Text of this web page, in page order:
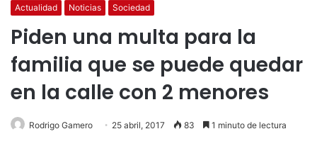
Actualidad Noticias Sociedad
Piden una multa para la
familia que se puede quedar
en la calle con 2 menores
Rodrigo Gamero 25 abril, 2017 83 1 minuto de lectura